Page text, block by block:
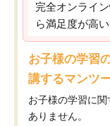
完全オンライ
ら満足度が高い
お子様の学習
講するマンツ
お子様の学習に
ありません。